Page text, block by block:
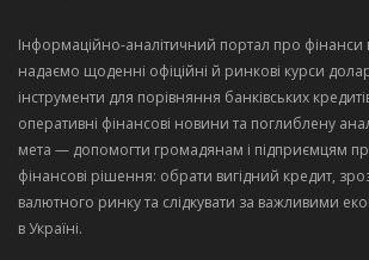
Інформаційно‑аналітичний портал про фінанси
надаємо щоденні офіційні й ринкові курси
інструменти для порівняння банківських
оперативні фінансові новини та поглиблену
мета — допомогти громадянам і підприємцям
фінансові рішення: обрати вигідний кредит,
валютного ринку та слідкувати за важливими
в Україні.